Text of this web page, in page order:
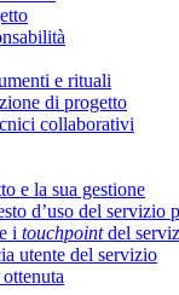
e rituali
di progetto
collaborativi
e la sua gestione
d’uso del servizio
i touchpointdel
utente del servizio